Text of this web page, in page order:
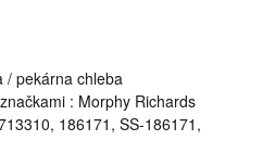
/ pekárna chleba
: Morphy Richards
186171, SS-186171,